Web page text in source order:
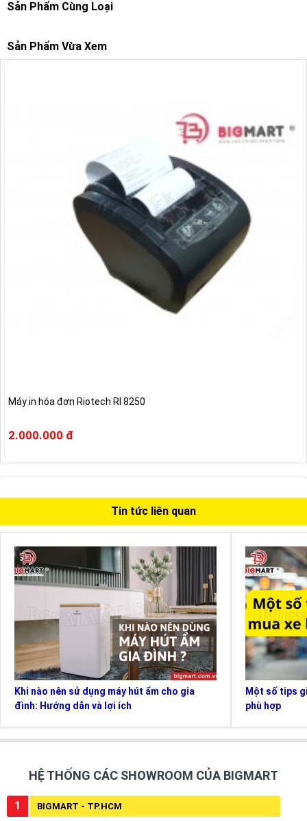
Sản Phẩm Cùng Loại
Sản Phẩm Vừa Xem
Máy in hóa đơn Riotech RI 8250
2.000.000 đ
Tin tức liên quan
Khi nào nên sử dụng máy hút ẩm cho gia
đình: Hướng dẫn và lợi ích
Một số tips
phù hợp
HỆ THỐNG CÁC SHOWROOM CỦA BIGMART
1 BIGMART - TP.HCM